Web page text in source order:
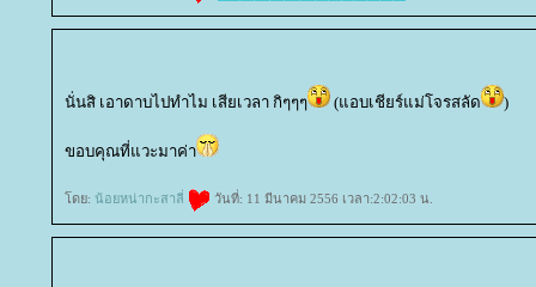
นั่นสิ เอาดาบไปทำไม เสียเวลา กิๆๆๆ (แอบเชียร์แม่โจรสลัด )
ขอบคุณที่แวะมาค่า
ดย: น้อยหน่ากะสาลี่ วันที่: 11 มีนาคม 2556 เวลา:2:02:03 น.